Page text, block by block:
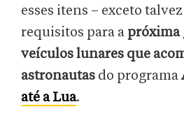
esses itens – exceto
requisitos para a próxima
veículos lunares que
astronautas do programa
até a Lua.